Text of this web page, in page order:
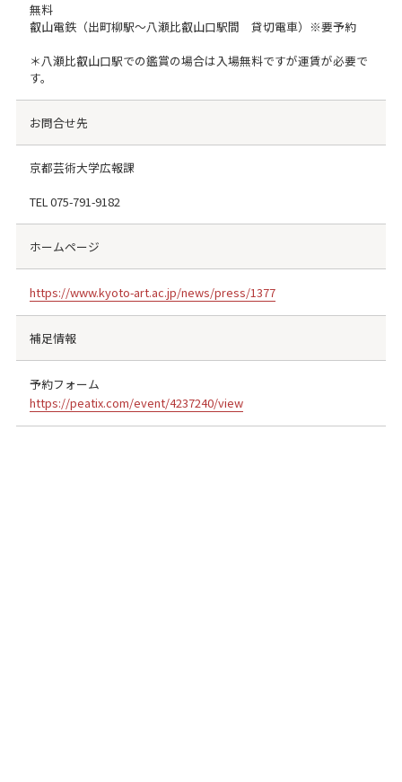
無料
叡山電鉄（出町柳駅～八瀬比叡山口駅間 貸切電車）※要予約
＊八瀬比叡山口駅での鑑賞の場合は入場無料ですが運賃が必要で
す。
お問合せ先
京都芸術大学広報課
TEL075-791-9182
ホームページ
https://www.kyoto-art.ac.jp/news/press/1377
補足情報
予約フォーム
https://peatix.com/event/4237240/view